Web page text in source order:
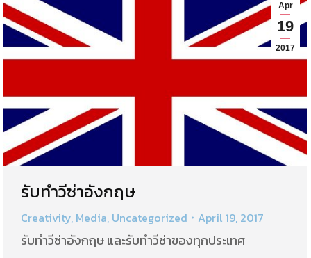
Apr
19
2017
รับทำวีซ่าอังกฤษ
Creativity, Media, Uncategorized April 19, 2017
รับทำวีซ่าอังกฤษ และรับทำวีซ่าของทุกประเทศ